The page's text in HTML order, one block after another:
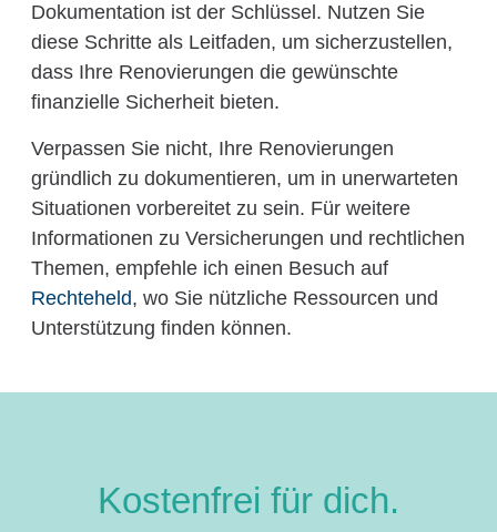
Dokumentation ist der Schlüssel. Nutzen Sie
diese Schritte als Leitfaden, um sicherzustellen,
dass Ihre Renovierungen die gewünschte
finanzielle Sicherheit bieten.
Verpassen Sie nicht, Ihre Renovierungen
gründlich zu dokumentieren, um in unerwarteten
Situationen vorbereitet zu sein. Für weitere
Informationen zu Versicherungen und rechtlichen
Themen, empfehle ich einen Besuch auf
Rechteheld, wo Sie nützliche Ressourcen und
Unterstützung finden können.
Kostenfrei für dich.